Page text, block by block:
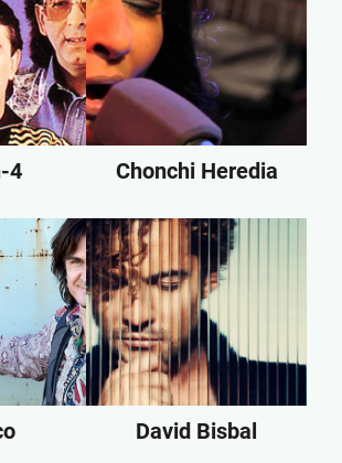
4 Chonchi Heredia
David Bisbal